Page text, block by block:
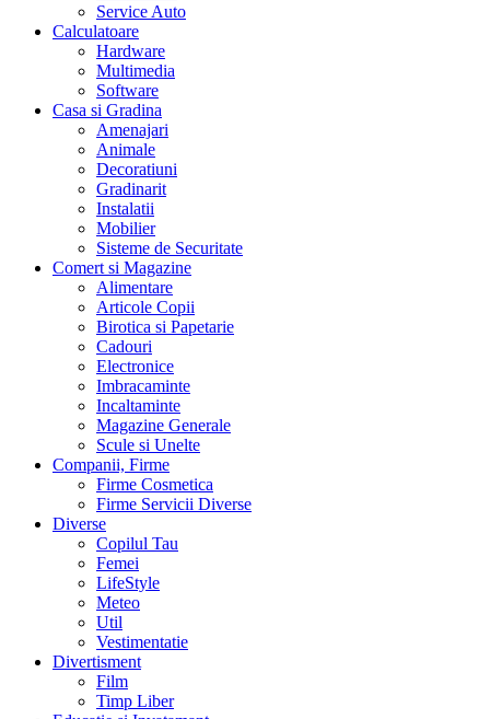
Service Auto
Calculatoare
Hardware
Multimedia
Software
Casa si Gradina
Amenajari
Animale
Decoratiuni
Gradinarit
Instalatii
Mobilier
Sisteme de Securitate
Comert si Magazine
Alimentare
Articole Copii
Birotica si Papetarie
Cadouri
Electronice
Imbracaminte
Incaltaminte
Magazine Generale
Scule si Unelte
Companii, Firme
Firme Cosmetica
Firme Servicii Diverse
Diverse
Copilul Tau
Femei
LifeStyle
Meteo
Util
Vestimentatie
Divertisment
Film
Timp Liber